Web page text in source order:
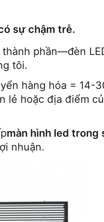
sự chậm trễ.
phần—đèn
tôi.
hàng hóa = 14-
lẻ hoặc địa điểm
màn hình led trong
nhuận.